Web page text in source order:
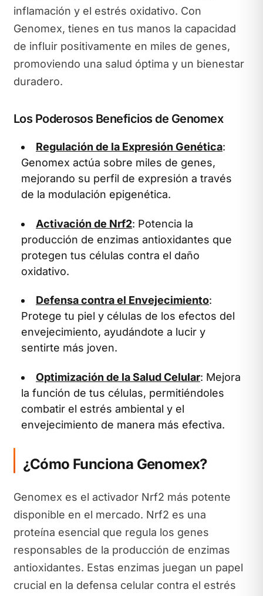
inflamación y el estrés oxidativo. Con
Genomex, tienes en tus manos la capacidad
de influir positivamente en miles de genes,
promoviendo una salud óptima y un bienestar
duradero.
Los Poderosos Beneficios de Genomex
Regulación de la Expresión Genética:
Genomex actúa sobre miles de genes,
mejorando su perfil de expresión a través
de la modulación epigenética.
Activación de Nrf2: Potencia la
producción de enzimas antioxidantes que
protegen tus células contra el daño
oxidativo.
Defensa contra el Envejecimiento:
Protege tu piel y células de los efectos del
envejecimiento, ayudándote a lucir y
sentirte más joven.
Optimización de la Salud Celular: Mejora
la función de tus células, permitiéndoles
combatir el estrés ambiental y el
envejecimiento de manera más efectiva.
¿Cómo Funciona Genomex?
Genomex es el activador Nrf2 más potente
disponible en el mercado. Nrf2 es una
proteína esencial que regula los genes
responsables de la producción de enzimas
antioxidantes. Estas enzimas juegan un papel
crucial en la defensa celular contra el estrés